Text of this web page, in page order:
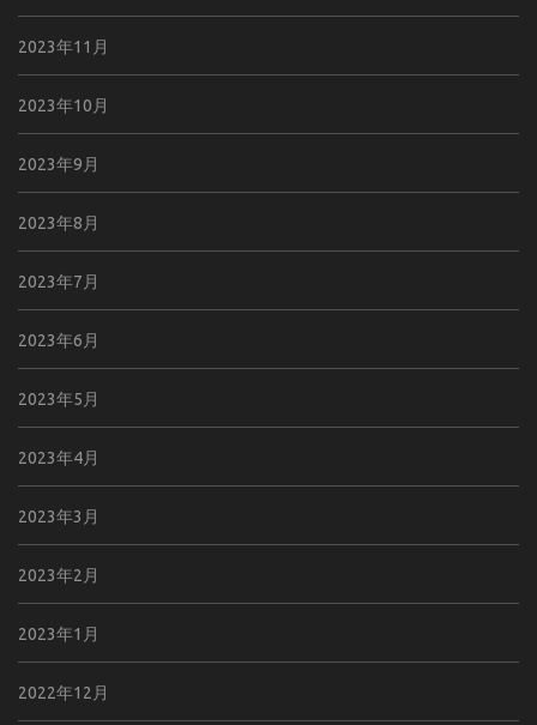
2023年11月
2023年10月
2023年9月
2023年8月
2023年7月
2023年6月
2023年5月
2023年4月
2023年3月
2023年2月
2023年1月
2022年12月